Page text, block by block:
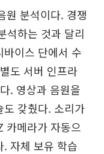
원 분석이다. 경쟁
석하는 것과 달리
이스 단에서 수
도 서버 인프라
. 영상과 음원을
갖췄다. 소리가
카메라가 자동으
자체 보유 학습